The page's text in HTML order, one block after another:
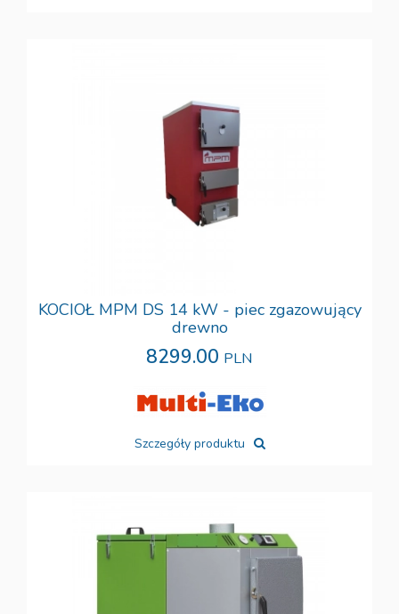
KOCIOŁ MPM DS 14 kW - piec zgazowujący
drewno
8299.00 PLN
Szczegóły produktu